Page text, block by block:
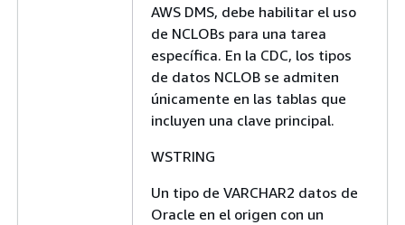
AWS DMS, debe habilitar el uso
de NCLOBs para una tarea
específica. En la CDC, los tipos
de datos NCLOB se admiten
únicamente en las tablas que
incluyen una clave principal.
WSTRING
Un tipo de VARCHAR2 datos de
Oracle en el origen con un